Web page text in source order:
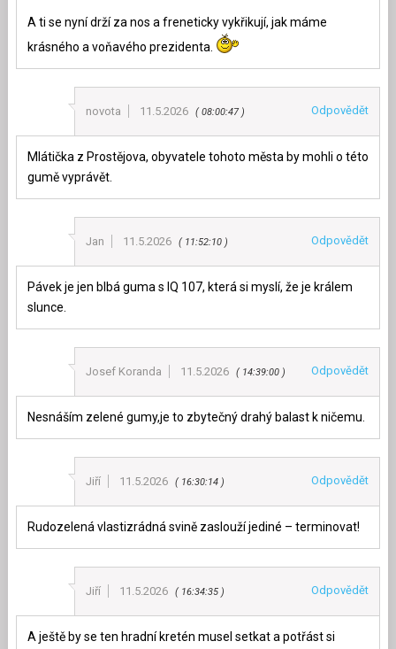
A ti se nyní drží za nos a freneticky vykřikují, jak máme
krásného a voňavého prezidenta.
novota 11.5.2026 08:00:47 Odpovědět
Mlátička z Prostějova, obyvatele tohoto města by mohli o této
gumě vyprávět.
Jan 11.5.2026 11:52:10 Odpovědět
Pávek je jen blbá guma s IQ 107, která si myslí, že je králem
slunce.
Josef Koranda 11.5.2026 14:39:00 Odpovědět
Nesnáším zelené gumy,je to zbytečný drahý balast k ničemu.
Jiří 11.5.2026 16:30:14 Odpovědět
Rudozelená vlastizrádná svině zaslouží jediné – terminovat!
Jiří 11.5.2026 16:34:35 Odpovědět
A ještě by se ten hradní kretén musel setkat a potřást si